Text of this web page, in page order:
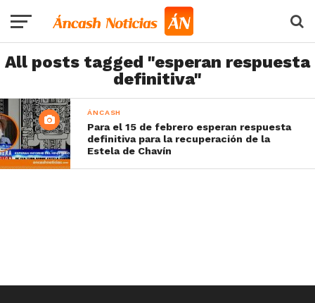
All posts tagged "esperan respuesta
definitiva"
ÁNCASH
Para el 15 de febrero esperan respuesta
definitiva para la recuperación de la
Estela de Chavín